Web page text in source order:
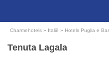
Charmehotels Italië Hotels Puglia e
Tenuta Lagala